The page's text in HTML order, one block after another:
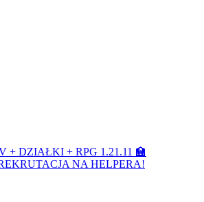
+ DZIAŁKI + RPG 1.21.11 🏫
NA HELPERA!